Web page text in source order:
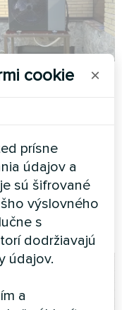
vybavená
Split série
BeeHeat
čerpadlá MyCond
série BeeHeat
efektívne
a chladenie po
celý rok.
cookie ×
prísne
údajov a
sú šifrované
výslovného
s
dodržiavajú
údajov.
a